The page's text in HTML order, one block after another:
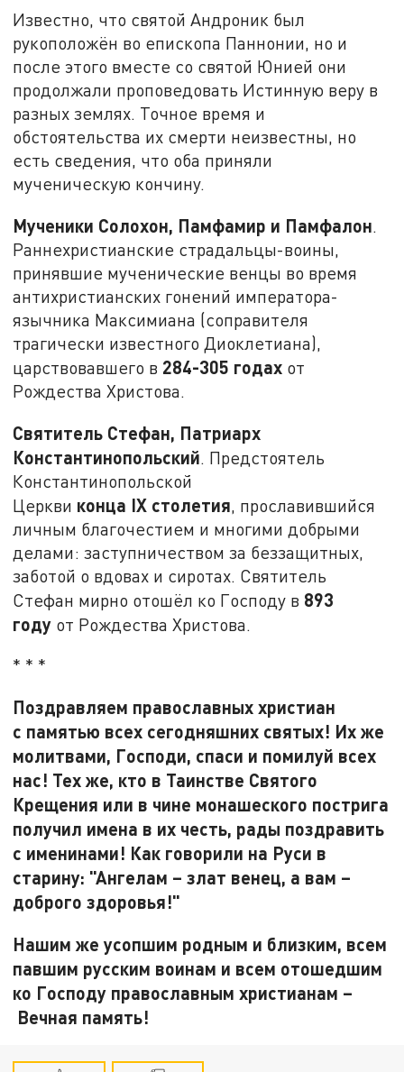
Известно, что святой Андроник был
рукоположён во епископа Паннонии, но и
после этого вместе со святой Юнией они
продолжали проповедовать Истинную веру в
разных землях. Точное время и
обстоятельства их смерти неизвестны, но
есть сведения, что оба приняли
мученическую кончину.
Мученики Солохон, Памфамир и Памфалон.
Раннехристианские страдальцы-воины,
принявшие мученические венцы во время
антихристианских гонений императора-
язычника Максимиана (соправителя
трагически известного Диоклетиана),
царствовавшего в 284-305 годах от
Рождества Христова.
Святитель Стефан, Патриарх
Константинопольский. Предстоятель
Константинопольской
Церкви конца IX столетия, прославившийся
личным благочестием и многими добрыми
делами: заступничеством за беззащитных,
заботой о вдовах и сиротах. Святитель
Стефан мирно отошёл ко Господу в 893
году от Рождества Христова.
* * *
Поздравляем православных христиан
с памятью всех сегодняшних святых! Их же
молитвами, Господи, спаси и помилуй всех
нас! Тех же, кто в Таинстве Святого
Крещения или в чине монашеского пострига
получил имена в их честь, рады поздравить
с именинами! Как говорили на Руси в
старину: "Ангелам – злат венец, а вам –
доброго здоровья!"
Нашим же усопшим родным и близким, всем
павшим русским воинам и всем отошедшим
ко Господу православным христианам –
Вечная память!